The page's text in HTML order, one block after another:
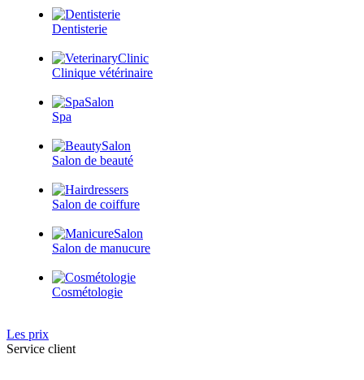
Dentisterie
Clinique vétérinaire
Spa
Salon de beauté
Salon de coiffure
Salon de manucure
Cosmétologie
Les prix
Service client